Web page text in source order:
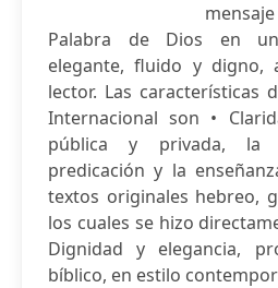
Palabra de Dios en
elegante, fluido y digno,
lector. Las características
Internacional son •
pública y privada, la
predicación y la
textos originales hebreo,
los cuales se hizo
Dignidad y elegancia,
bíblico, en estilo